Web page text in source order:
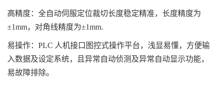
高精度：全自动伺服定位裁切长度稳定精准，长度精度为
±1mm，对角线精度为±1mm.
易操作：PLC 人机接口图控式操作平台，浅显易懂，方便输
入数据及设定系统，且异常自动侦测及异常自动显示功能，
易故障排除。